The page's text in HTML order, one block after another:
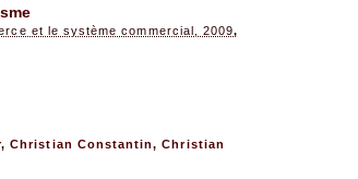
et le système commercial, 2009,
,Christian Constantin,Christian